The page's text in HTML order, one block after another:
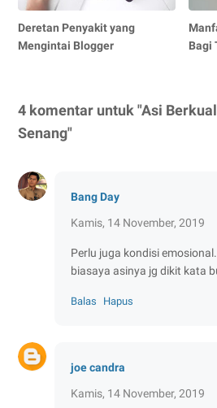
Deretan Penyakit yang
Mengintai Blogger
Bagi
4 komentar untuk "Asi
Senang"
Bang Day
Kamis, 14 November, 2019
Perlu juga kondisi
biasaya asinya jg dikit kata
Balas Hapus
joe candra
Kamis, 14 November, 2019